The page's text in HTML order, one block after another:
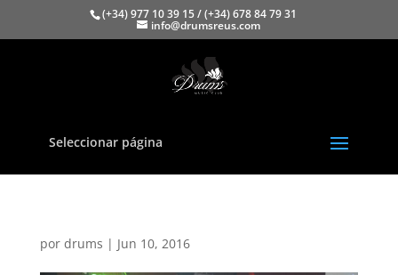
(+34) 977 10 39 15 / (+34) 678 84 79 31
info@drumsreus.com
Seleccionar página
por drums | Jun 10, 2016